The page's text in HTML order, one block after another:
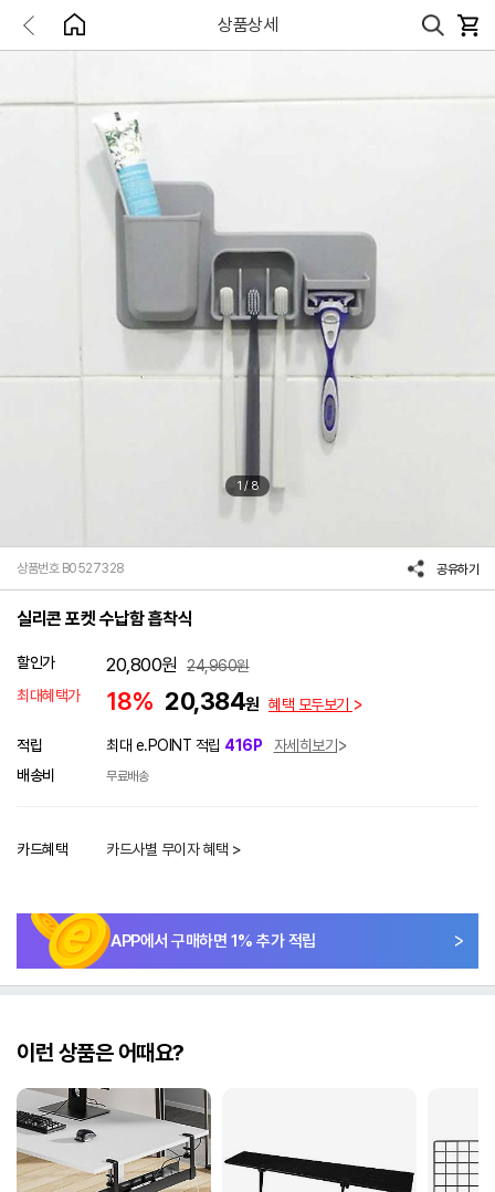
상품상세
1 /8
상품번호 B0527328 공유하기
실리콘 포켓 수납함 흡착식
할인가 20,800원 24,960원
최대혜택가
18% 20,384원 혜택 모두보기
적립 최대 e.POINT 적립 416P
자세히보기
배송비
무료배송
카드혜택 카드사별 무이자 혜택 >
APP에서 구매하면 1% 추가 적립
이런 상품은 어때요?